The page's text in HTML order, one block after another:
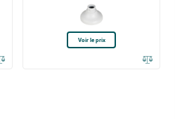
Voir le prix